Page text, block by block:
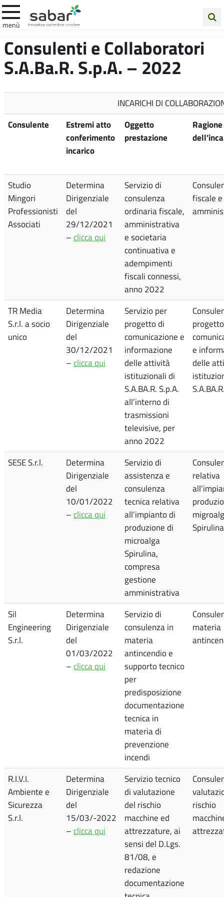
menù
nel
sito
Consulenti e Collaboratori
S.A.Ba.R. S.p.A. – 2022
INCARICHI DI
Consulente
Estremi atto
conferimento
incarico
Oggetto
prestazione
Ragione
Studio
Mingori
Professionisti
Associati
Determina
Dirigenziale
del
29/12/2021
– clicca qui
Servizio di
consulenza
ordinaria fiscale,
amministrativa
e societaria
continuativa e
adempimenti
fiscali connessi,
anno 2022
fiscale e
TR Media
S.r.l. a socio
unico
Determina
Dirigenziale
del
30/12/2021
– clicca qui
Servizio per
progetto di
comunicazione e
informazione
delle attività
istituzionali di
S.A.BA.R. S.p.A.
all’interno di
trasmissioni
televisive, per
anno 2022
e
delle
SESE S.r.l.
Determina
Dirigenziale
del
10/01/2022
– clicca qui
Servizio di
assistenza e
consulenza
tecnica relativa
all’impianto di
produzione di
microalga
Spirulina,
compresa
gestione
amministrativa
relativa
Spirulina
Sil
Engineering
S.r.l.
Determina
Dirigenziale
del
01/03/2022
– clicca qui
Servizio di
consulenza in
materia
antincendio e
supporto tecnico
per
predisposizione
documentazione
tecnica in
materia di
prevenzione
incendi
materia
R.I.V.I.
Ambiente e
Sicurezza
S.r.l.
Determina
Dirigenziale
del
15/03/-2022
– clicca qui
Servizio tecnico
di valutazione
del rischio
macchine ed
attrezzature, ai
sensi del D.Lgs.
81/08, e
redazione
documentazione
rischio